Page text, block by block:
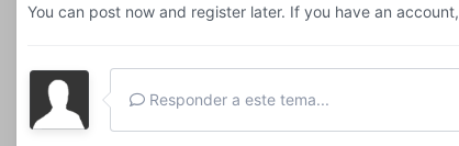
You can post now and register later. If you have an account,
Responder a este tema...